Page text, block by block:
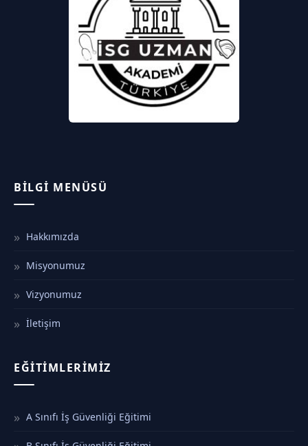
BILGI MENÜSÜ
Hakkımızda
Misyonumuz
Vizyonumuz
İletişim
EĞITIMLERIMIZ
A Sınıfı İş Güvenliği Eğitimi